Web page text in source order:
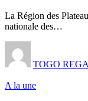
La Région des
nationale des…
TOGO
A la une